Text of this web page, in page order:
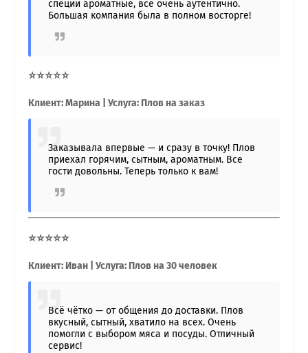
специи ароматные, всё очень аутентично.
Большая компания была в полном восторге!
⭐⭐⭐⭐⭐
Клиент: Марина | Услуга: Плов на заказ
Заказывала впервые — и сразу в точку! Плов
приехал горячим, сытным, ароматным. Все
гости довольны. Теперь только к вам!
⭐⭐⭐⭐⭐
Клиент: Иван | Услуга: Плов на 30 человек
Всё чётко — от общения до доставки. Плов
вкусный, сытный, хватило на всех. Очень
помогли с выбором мяса и посуды. Отличный
сервис!